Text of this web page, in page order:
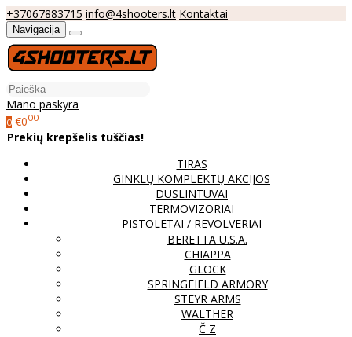
+37067883715 info@4shooters.lt Kontaktai
Navigacija
Mano paskyra
0 €000
Prekių krepšelis tuščias!
TIRAS
GINKLŲ KOMPLEKTŲ AKCIJOS
DUSLINTUVAI
TERMOVIZORIAI
PISTOLETAI / REVOLVERIAI
BERETTA U.S.A.
CHIAPPA
GLOCK
SPRINGFIELD ARMORY
STEYR ARMS
WALTHER
Č Z